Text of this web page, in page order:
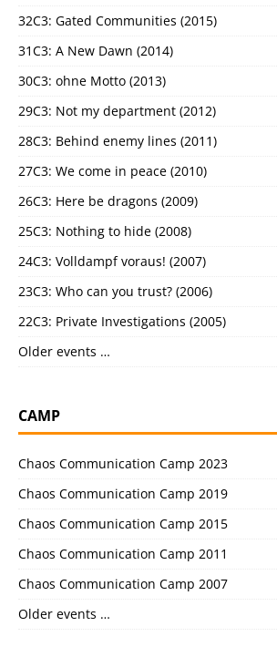
32C3: Gated Communities (2015)
31C3: A New Dawn (2014)
30C3: ohne Motto (2013)
29C3: Not my department (2012)
28C3: Behind enemy lines (2011)
27C3: We come in peace (2010)
26C3: Here be dragons (2009)
25C3: Nothing to hide (2008)
24C3: Volldampf voraus! (2007)
23C3: Who can you trust? (2006)
22C3: Private Investigations (2005)
Older events …
CAMP
Chaos Communication Camp 2023
Chaos Communication Camp 2019
Chaos Communication Camp 2015
Chaos Communication Camp 2011
Chaos Communication Camp 2007
Older events …